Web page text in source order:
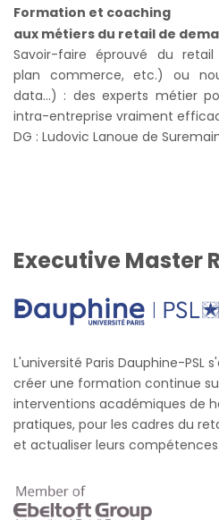
Formation et coaching
aux métiers du retail de
Savoir-faire éprouvé du
plan commerce, etc.) ou
data...) : des experts métier
intra-entreprise vraiment
DG : Ludovic Lanoue de
Executive Master
L'université Paris Dauphine-PSL
créer une formation continue
interventions académiques de
pratiques, pour les cadres du
et actualiser leurs compétences.